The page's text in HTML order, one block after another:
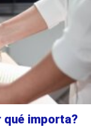
qué importa?